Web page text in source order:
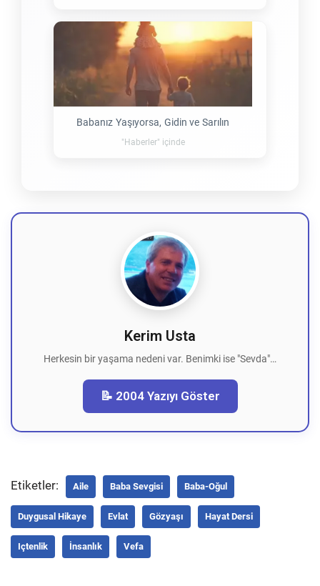
Babanız Yaşıyorsa, Gidin ve Sarılın
"Haberler" içinde
Kerim Usta
Herkesin bir yaşama nedeni var. Benimki ise "Sevda"…
📝 2004 Yazıyı Göster
Etiketler: Aile Baba Sevgisi Baba-Oğul
Duygusal Hikaye Evlat Gözyaşı Hayat Dersi
Içtenlik İnsanlık Vefa